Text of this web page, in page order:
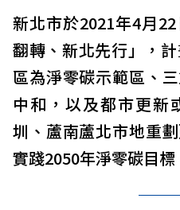
新北市於2021年4月
翻轉、新北先行」，
區為淨零碳示範區、
中和，以及都市更新
圳、蘆南蘆北市地重
實踐2050年淨零碳目標